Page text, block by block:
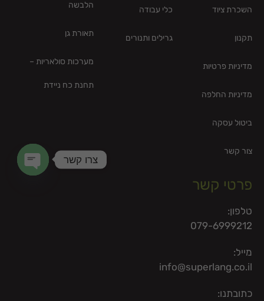
השכרת ציוד
תקנון
מדיניות פרטיות
מדיניות החלפה
ביטול עסקה
צור קשר
כלי עבודה
גרילים ותנורים
הלבשה
תאורת גן
מערכות סולאריות –
תחנת כח ניידת
פרטי קשר
טלפון:
079-6999212
מייל:
info@superlang.co.il
כתובתנו:
צרו קשר